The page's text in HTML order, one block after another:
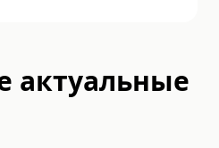
актуальные